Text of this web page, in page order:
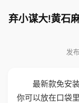
弃小谋大!黄石
发
最新款免安
你可以放在口袋